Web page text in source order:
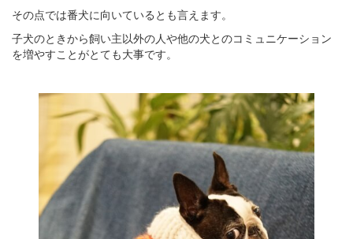
その点では番犬に向いているとも言えます。
子犬のときから飼い主以外の人や他の犬とのコミュニケーション
を増やすことがとても大事です。